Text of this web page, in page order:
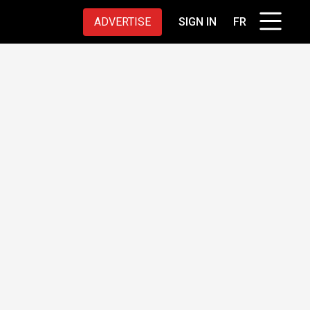
ADVERTISE SIGN IN FR